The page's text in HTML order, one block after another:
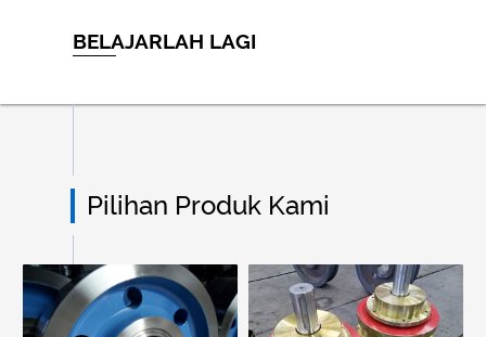
BELAJARLAH LAGI
Pilihan Produk Kami